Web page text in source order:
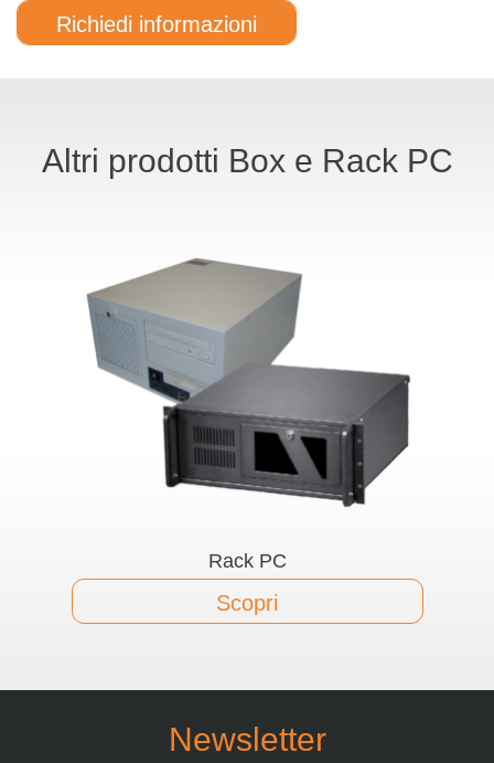
Richiedi informazioni
Altri prodotti Box e Rack PC
Rack PC
Scopri
Newsletter